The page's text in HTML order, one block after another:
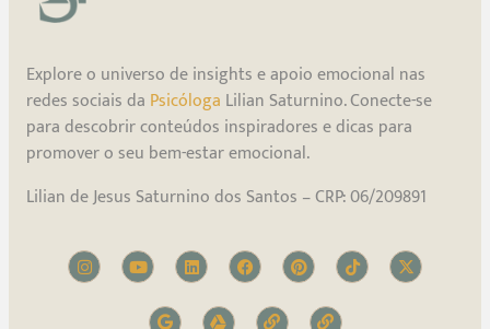
Explore o universo de insights e apoio emocional nas
redes sociais da Psicóloga Lilian Saturnino. Conecte-se
para descobrir conteúdos inspiradores e dicas para
promover o seu bem-estar emocional.
Lilian de Jesus Saturnino dos Santos – CRP: 06/209891